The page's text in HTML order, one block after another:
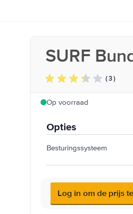
SURF
( 3 )
Op voorraad
Opties
Besturingssysteem
Log in om de prijs